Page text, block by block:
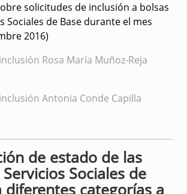
solicitudes de inclusión a bolsas
Sociales de Base durante el mes
2016)
Rosa María Muñoz-Reja
Antonia Conde Capilla
de estado de las
Sociales de
diferentes categorías a